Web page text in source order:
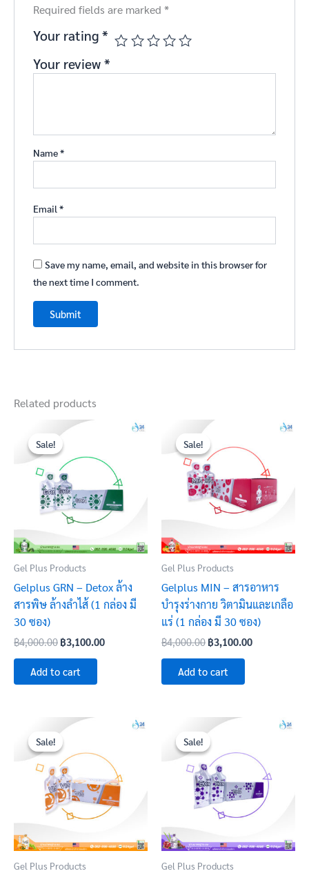
Required fields are marked *
Your rating *
Your review *
Name*
Email *
Save my name, email, and website in this browser for
the next time I comment.
Related products
Sale!
Sale!
Gel Plus Products
Gelplus GRN – Detox ล้าง
สารพิษ ล้างลำไส้ (1 กล่อง มี
30 ซอง)
฿4,000.00
Original
price
was:
฿4,000.00.
฿3,100.00
Current
฿3,100.00.
Add to cart
Sale!
Sale!
Gel Plus Products
Gelplus MIN – สารอาหาร
บำรุงร่างกาย วิตามินและเกลือ
แร่ (1 กล่อง มี 30 ซอง)
฿4,000.00
Original
was:
฿4,000.00.
฿3,100.00
Current
is:
฿3,100.00.
Add to cart
Sale!
Sale!
Gel Plus Products
Original
price
was:
฿3,600.00.
Current
฿2,600.00.
Sale!
Sale!
Gel Plus Products
Original
price
was:
฿4,000.00.
Current
฿3,100.00.